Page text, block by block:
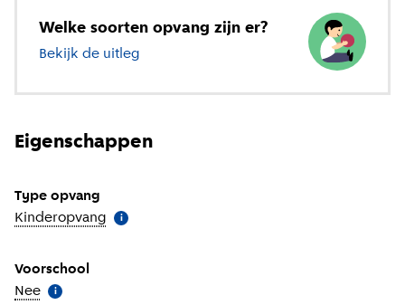
Welke soorten opvang zijn er?
Bekijk de uitleg over verschillende soorten opvang
Eigenschappen
Type opvang
Kinderopvang Meer informatie
i
Voorschool
Nee Meer informatie
i